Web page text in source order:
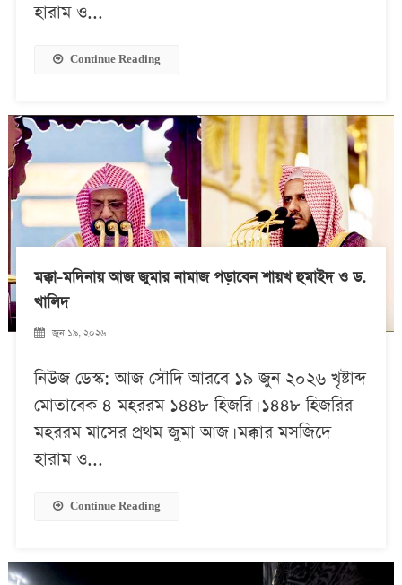
হারাম ও...
Continue Reading
মক্কা-মদিনায় আজ জুমার নামাজ পড়াবেন শায়খ হুমাইদ ও ড.
খালিদ
জুন ১৯, ২০২৬
নিউজ ডেস্ক: আজ সৌদি আরবে ১৯ জুন ২০২৬ খৃষ্টাব্দ
মোতাবেক ৪ মহররম ১৪৪৮ হিজরি। ১৪৪৮ হিজরির
মহররম মাসের প্রথম জুমা আজ। মক্কার মসজিদে
হারাম ও...
Continue Reading